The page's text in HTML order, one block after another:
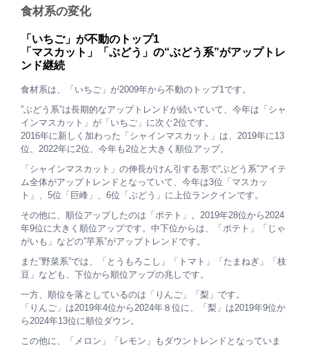
食材系の変化
「いちご」が不動のトップ1
「マスカット」「ぶどう」の“ぶどう系”がアップトレ
ンド継続
食材系は、「いちご」が2009年から不動のトップ1です。
”ぶどう系”は長期的なアップトレンドが続いていて、今年は「シャ
インマスカット」が「いちご」に次ぐ2位です。
2016年に新しく加わった「シャインマスカット」は、2019年に13
位、2022年に2位、今年も2位と大きく順位アップ。
「シャインマスカット」の伸長がけん引する形で“ぶどう系”アイテ
ム全体がアップトレンドとなっていて、今年は3位「マスカッ
ト」、5位「巨峰」、6位「ぶどう」に上位ランクインです。
その他に、順位アップしたのは「ポテト」。2019年28位から2024
年9位に大きく順位アップです。中下位からは、「ポテト」「じゃ
がいも」などの”芋系”がアップトレンドです。
また”野菜系”では、「とうもろこし」「トマト」「たまねぎ」「枝
豆」なども、下位から順位アップの兆しです。
一方、順位を落としているのは「りんご」「梨」です。
「りんご」は2019年4位から2024年８位に、「梨」は2019年9位か
ら2024年13位に順位ダウン。
この他に、「メロン」「レモン」もダウントレンドとなっていま